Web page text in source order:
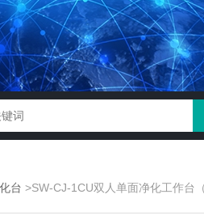
台 >SW-CJ-1CU双人单面净化工作台